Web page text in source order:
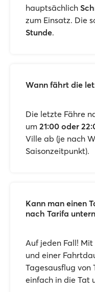
hauptsächlich
zum Einsatz. Die
Stunde.
Wann fährt die
Die letzte Fähre
um 21:00 oder
Ville ab (je nach
Saisonzeitpunkt).
Kann man einen
nach Tarifa
Auf jeden Fall! Mit
und einer
Tagesausflug von
einfach in die Tat